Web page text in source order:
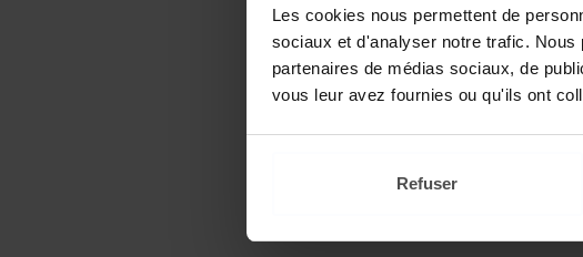
Les cookies nous permettent de
sociaux et d'analyser notre trafic.
partenaires de médias sociaux, de
vous leur avez fournies ou qu'ils ont
Refuser